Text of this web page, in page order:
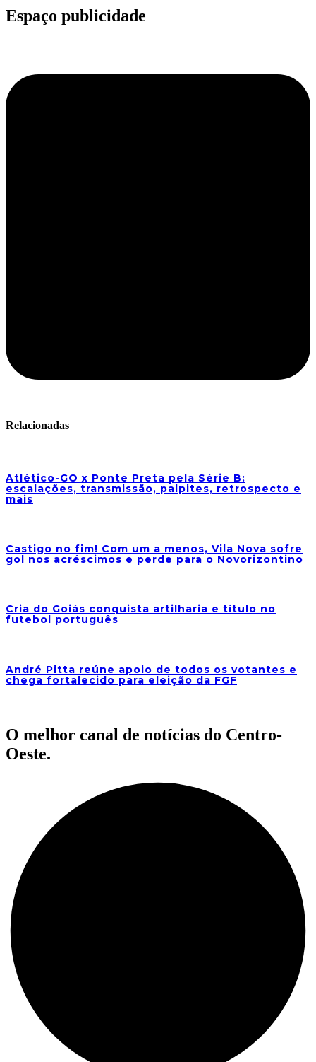
Espaço publicidade
Relacionadas
Atlético-GO x Ponte Preta pela Série B:
escalações, transmissão, palpites, retrospecto e
mais
Castigo no fim! Com um a menos, Vila Nova sofre
gol nos acréscimos e perde para o Novorizontino
Cria do Goiás conquista artilharia e título no
futebol português
André Pitta reúne apoio de todos os votantes e
chega fortalecido para eleição da FGF
O melhor canal de notícias do Centro-
Oeste.